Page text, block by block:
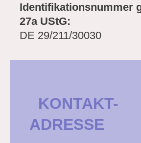
Identifikationsnummer
27a UStG:
DE 29/211/30030
KONTAKT-
ADRESSE